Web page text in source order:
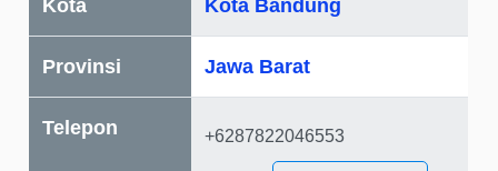
Kota Kota Bandung
Provinsi Jawa Barat
Telepon